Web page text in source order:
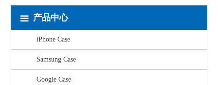
产品中心
iPhone Case
Samsung Case
Google Case